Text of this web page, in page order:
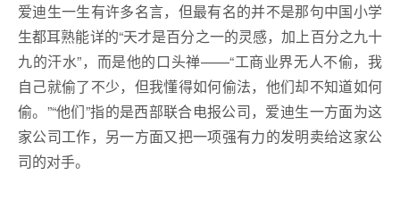
爱迪生一生有许多名言，但最有名的并不是那句中国小学
生都耳熟能详的“天才是百分之一的灵感，加上百分之九十
九的汗水”，而是他的口头禅——“工商业界无人不偷，我
自己就偷了不少，但我懂得如何偷法，他们却不知道如何
偷。”“他们”指的是西部联合电报公司，爱迪生一方面为这
家公司工作，另一方面又把一项强有力的发明卖给这家公
司的对手。